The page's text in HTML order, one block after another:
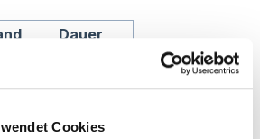
Cookies
Dauer
Wochen